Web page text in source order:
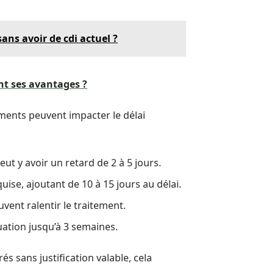
avoir de cdi actuel ?
ses avantages ?
peuvent impacter le délai
y avoir un retard de 2 à 5 jours.
ajoutant de 10 à 15 jours au délai.
ralentir le traitement.
jusqu’à 3 semaines.
sans justification valable, cela